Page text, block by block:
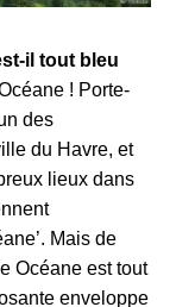
il tout bleu
! Porte-
des
du Havre, et
lieux dans
Mais de
Océane est tout
enveloppe